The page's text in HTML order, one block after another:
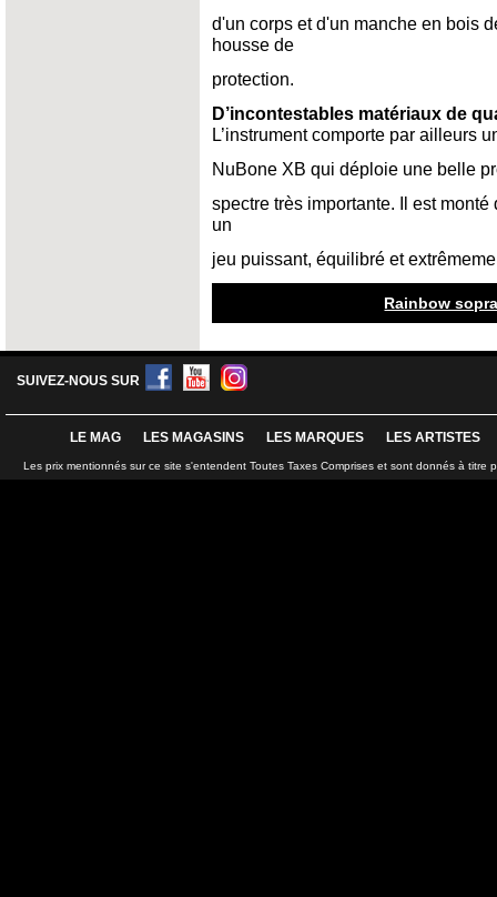
d'un corps et d'un manche en bois
housse de
protection.
D’incontestables matériaux de
L’instrument comporte par ailleurs
NuBone XB qui déploie une belle
spectre très importante. Il est
un
jeu puissant, équilibré et
Rainbow
SUIVEZ-NOUS SUR
LE MAG LES MAGASINS LES MARQUES LES ARTISTES
Les prix mentionnés sur ce site s'entendent Toutes Taxes Comprises et sont donnés à